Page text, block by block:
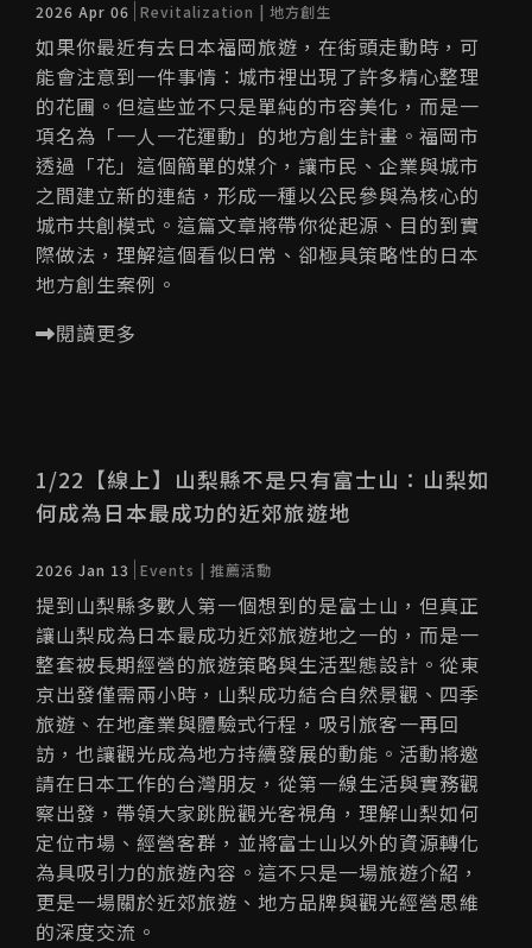
2026 Apr 06 Revitalization | 地方創生
如果你最近有去日本福岡旅遊，在街頭走動時，可
能會注意到一件事情：城市裡出現了許多精心整理
的花圃。但這些並不只是單純的市容美化，而是一
項名為「一人一花運動」的地方創生計畫。福岡市
透過「花」這個簡單的媒介，讓市民、企業與城市
之間建立新的連結，形成一種以公民參與為核心的
城市共創模式。這篇文章將帶你從起源、目的到實
際做法，理解這個看似日常、卻極具策略性的日本
地方創生案例。
閱讀更多
1/22【線上】山梨縣不是只有富士山：山梨如
何成為日本最成功的近郊旅遊地
2026 Jan 13 Events | 推薦活動
提到山梨縣多數人第一個想到的是富士山，但真正
讓山梨成為日本最成功近郊旅遊地之一的，而是一
整套被長期經營的旅遊策略與生活型態設計。從東
京出發僅需兩小時，山梨成功結合自然景觀、四季
旅遊、在地產業與體驗式行程，吸引旅客一再回
訪，也讓觀光成為地方持續發展的動能。活動將邀
請在日本工作的台灣朋友，從第一線生活與實務觀
察出發，帶領大家跳脫觀光客視角，理解山梨如何
定位市場、經營客群，並將富士山以外的資源轉化
為具吸引力的旅遊內容。這不只是一場旅遊介紹，
更是一場關於近郊旅遊、地方品牌與觀光經營思維
的深度交流。